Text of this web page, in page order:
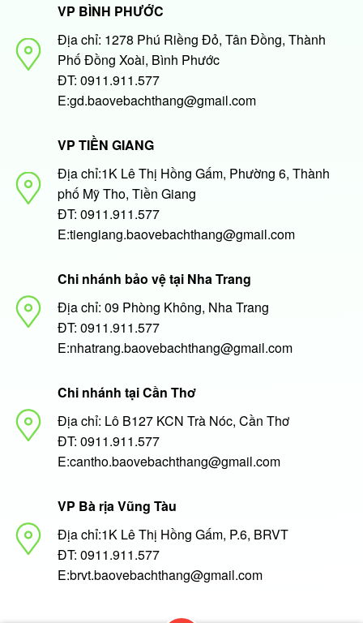
VP BÌNH PHƯỚC
Địa chỉ: 1278 Phú Riềng Đỏ, Tân Đồng, Thành
Phố Đồng Xoài, Bình Phước
ĐT: 0911.911.577
E:gd.baovebachthang@gmail.com
VP TIỀN GIANG
Địa chỉ:1K Lê Thị Hồng Gấm, Phường 6, Thành
phố Mỹ Tho, Tiền Giang
ĐT: 0911.911.577
E:tiengiang.baovebachthang@gmail.com
Chi nhánh bảo vệ tại Nha Trang
Địa chỉ: 09 Phòng Không, Nha Trang
ĐT: 0911.911.577
E:nhatrang.baovebachthang@gmail.com
Chi nhánh tại Cần Thơ
Địa chỉ: Lô B127 KCN Trà Nóc, Cần Thơ
ĐT: 0911.911.577
E:cantho.baovebachthang@gmail.com
VP Bà rịa Vũng Tàu
Địa chỉ:1K Lê Thị Hồng Gấm, P.6, BRVT
ĐT: 0911.911.577
E:brvt.baovebachthang@gmail.com